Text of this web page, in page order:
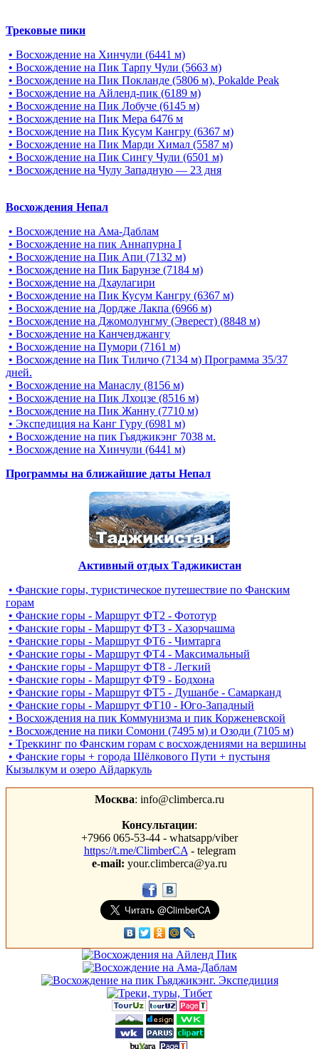
Трековые пики
• Восхождение на Хинчули (6441 м)
• Восхождение на Пик Тарпу Чули (5663 м)
• Восхождение на Пик Покланде (5806 м), Pokalde Peak
• Восхождение на Айленд-пик (6189 м)
• Восхождение на Пик Лобуче (6145 м)
• Восхождение на Пик Мера 6476 м
• Восхождение на Пик Кусум Кангру (6367 м)
• Восхождение на Пик Марди Химал (5587 м)
• Восхождение на Пик Сингу Чули (6501 м)
• Восхождение на Чулу Западную — 23 дня
Восхождения Непал
• Восхождение на Ама-Даблам
• Восхождение на пик Аннапурна I
• Восхождение на Пик Апи (7132 м)
• Восхождение на Пик Барунзе (7184 м)
• Восхождение на Дхаулагири
• Восхождение на Пик Кусум Кангру (6367 м)
• Восхождение на Дордже Лакпа (6966 м)
• Восхождение на Джомолунгму (Эверест) (8848 м)
• Восхождение на Канченджангу
• Восхождение на Пумори (7161 м)
• Восхождение на Пик Тиличо (7134 м) Программа 35/37
дней.
• Восхождение на Манаслу (8156 м)
• Восхождение на Пик Лхоцзе (8516 м)
• Восхождение на Пик Жанну (7710 м)
• Экспедиция на Канг Гуру (6981 м)
• Восхождение на пик Гьяджикэнг 7038 м.
• Восхождение на Хинчули (6441 м)
Программы на ближайшие даты Непал
Активный отдых Таджикистан
• Фанские горы, туристическое путешествие по Фанским
горам
• Фанские горы - Маршрут ФТ2 - Фототур
• Фанские горы - Маршрут ФТ3 - Хазорчашма
• Фанские горы - Маршрут ФТ6 - Чимтарга
• Фанские горы - Маршрут ФТ4 - Максимальный
• Фанские горы - Маршрут ФТ8 - Легкий
• Фанские горы - Маршрут ФТ9 - Бодхона
• Фанские горы - Маршрут ФТ5 - Душанбе - Самарканд
• Фанские горы - Маршрут ФТ10 - Юго-Западный
• Восхождения на пик Коммунизма и пик Корженевской
• Восхождение на пики Сомони (7495 м) и Озоди (7105 м)
• Треккинг по Фанским горам c восхождениями на вершины
• Фанские горы + города Шёлкового Пути + пустыня
Кызылкум и озеро Айдаркуль
Москва: info@climberca.ru
Консультации:
+7966 065-53-44 - whatsapp/viber
https://t.me/ClimberCA - telegram
e-mail: your.climberca@ya.ru